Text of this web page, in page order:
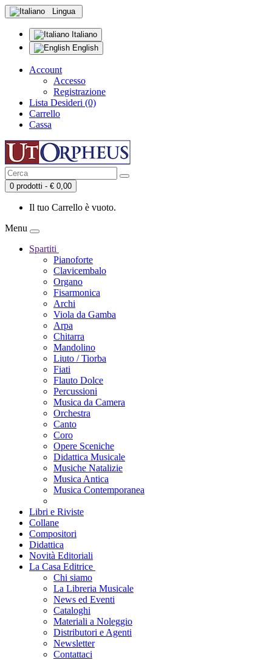
Lingua
Italiano
English
Account
Accesso
Registrazione
Lista Desideri (0)
Carrello
Cassa
0 prodotti - € 0,00
Il tuo Carrello è vuoto.
Menu
Spartiti
Pianoforte
Clavicembalo
Organo
Fisarmonica
Archi
Viola da Gamba
Arpa
Chitarra
Mandolino
Liuto / Tiorba
Fiati
Flauto Dolce
Percussioni
Musica da Camera
Orchestra
Canto
Coro
Opere Sceniche
Didattica Musicale
Musiche Natalizie
Musica Antica
Musica Contemporanea
Libri e Riviste
Collane
Compositori
Didattica
Novità Editoriali
La Casa Editrice
Chi siamo
La Libreria Musicale
News ed Eventi
Cataloghi
Materiali a Noleggio
Distributori e Agenti
Newsletter
Contattaci